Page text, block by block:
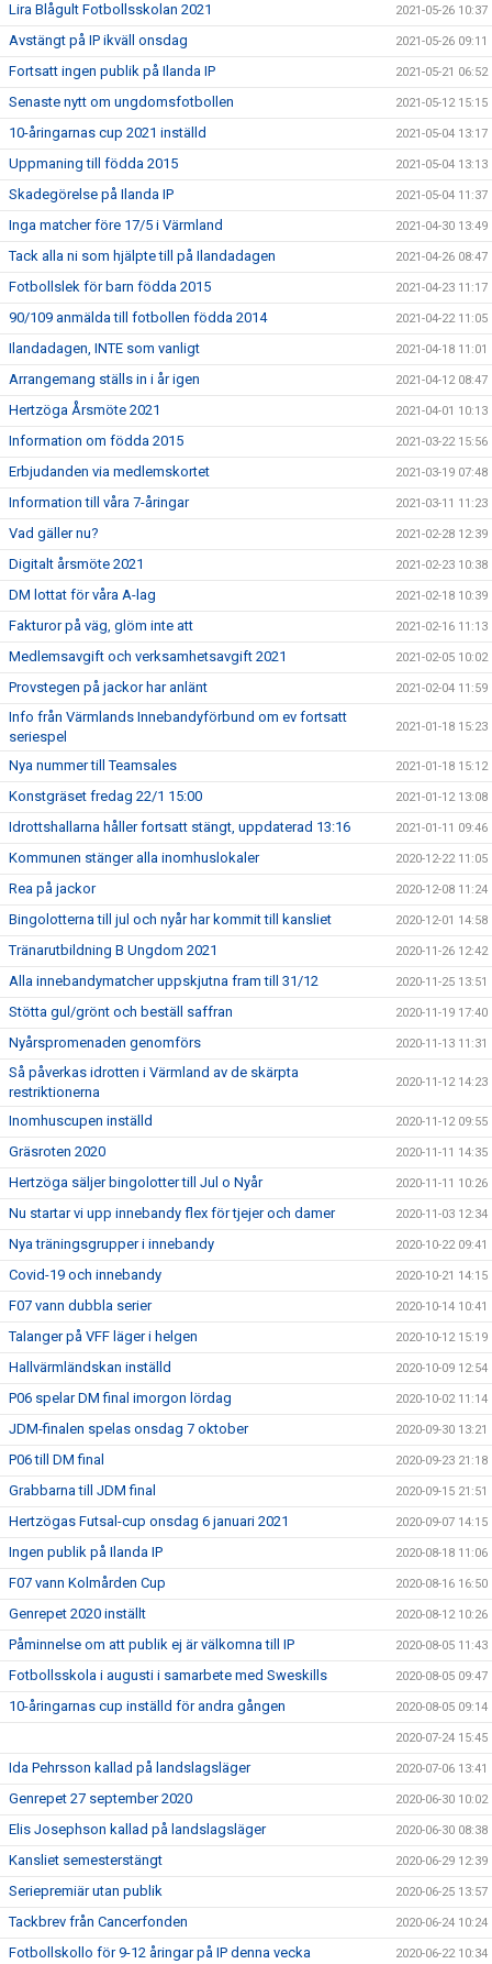
Lira Blågult Fotbollsskolan 2021 2021-05-26 10:37
Avstängt på IP ikväll onsdag 2021-05-26 09:11
Fortsatt ingen publik på Ilanda IP 2021-05-21 06:52
Senaste nytt om ungdomsfotbollen 2021-05-12 15:15
10-åringarnas cup 2021 inställd 2021-05-04 13:17
Uppmaning till födda 2015 2021-05-04 13:13
Skadegörelse på Ilanda IP 2021-05-04 11:37
Inga matcher före 17/5 i Värmland 2021-04-30 13:49
Tack alla ni som hjälpte till på Ilandadagen 2021-04-26 08:47
Fotbollslek för barn födda 2015 2021-04-23 11:17
90/109 anmälda till fotbollen födda 2014 2021-04-22 11:05
Ilandadagen, INTE som vanligt 2021-04-18 11:01
Arrangemang ställs in i år igen 2021-04-12 08:47
Hertzöga Årsmöte 2021 2021-04-01 10:13
Information om födda 2015 2021-03-22 15:56
Erbjudanden via medlemskortet 2021-03-19 07:48
Information till våra 7-åringar 2021-03-11 11:23
Vad gäller nu? 2021-02-28 12:39
Digitalt årsmöte 2021 2021-02-23 10:38
DM lottat för våra A-lag 2021-02-18 10:39
Fakturor på väg, glöm inte att 2021-02-16 11:13
Medlemsavgift och verksamhetsavgift 2021 2021-02-05 10:02
Provstegen på jackor har anlänt 2021-02-04 11:59
Info från Värmlands Innebandyförbund om ev fortsatt
seriespel
2021-01-18 15:23
Nya nummer till Teamsales 2021-01-18 15:12
Konstgräset fredag 22/1 15:00 2021-01-12 13:08
Idrottshallarna håller fortsatt stängt, uppdaterad 13:16 2021-01-11 09:46
Kommunen stänger alla inomhuslokaler 2020-12-22 11:05
Rea på jackor 2020-12-08 11:24
Bingolotterna till jul och nyår har kommit till kansliet 2020-12-01 14:58
Tränarutbildning B Ungdom 2021 2020-11-26 12:42
Alla innebandymatcher uppskjutna fram till 31/12 2020-11-25 13:51
Stötta gul/grönt och beställ saffran 2020-11-19 17:40
Nyårspromenaden genomförs 2020-11-13 11:31
Så påverkas idrotten i Värmland av de skärpta
restriktionerna
2020-11-12 14:23
Inomhuscupen inställd 2020-11-12 09:55
Gräsroten 2020 2020-11-11 14:35
Hertzöga säljer bingolotter till Jul o Nyår 2020-11-11 10:26
Nu startar vi upp innebandy flex för tjejer och damer 2020-11-03 12:34
Nya träningsgrupper i innebandy 2020-10-22 09:41
Covid-19 och innebandy 2020-10-21 14:15
F07 vann dubbla serier 2020-10-14 10:41
Talanger på VFF läger i helgen 2020-10-12 15:19
Hallvärmländskan inställd 2020-10-09 12:54
P06 spelar DM final imorgon lördag 2020-10-02 11:14
JDM-finalen spelas onsdag 7 oktober 2020-09-30 13:21
P06 till DM final 2020-09-23 21:18
Grabbarna till JDM final 2020-09-15 21:51
Hertzögas Futsal-cup onsdag 6 januari 2021 2020-09-07 14:15
Ingen publik på Ilanda IP 2020-08-18 11:06
F07 vann Kolmården Cup 2020-08-16 16:50
Genrepet 2020 inställt 2020-08-12 10:26
Påminnelse om att publik ej är välkomna till IP 2020-08-05 11:43
Fotbollsskola i augusti i samarbete med Sweskills 2020-08-05 09:47
10-åringarnas cup inställd för andra gången 2020-08-05 09:14
2020-07-24 15:45
Ida Pehrsson kallad på landslagsläger 2020-07-06 13:41
Genrepet 27 september 2020 2020-06-30 10:02
Elis Josephson kallad på landslagsläger 2020-06-30 08:38
Kansliet semesterstängt 2020-06-29 12:39
Seriepremiär utan publik 2020-06-25 13:57
Tackbrev från Cancerfonden 2020-06-24 10:24
Fotbollskollo för 9-12 åringar på IP denna vecka 2020-06-22 10:34